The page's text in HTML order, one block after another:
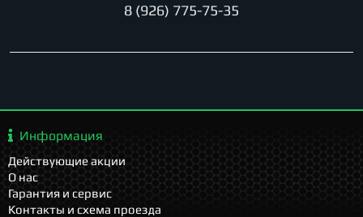
8 (926) 775-75-35
Информация
Действующие акции
О нас
Гарантия и сервис
Контакты и схема проезда